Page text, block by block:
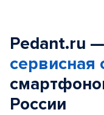
Pedant.ru —
сервисная
России